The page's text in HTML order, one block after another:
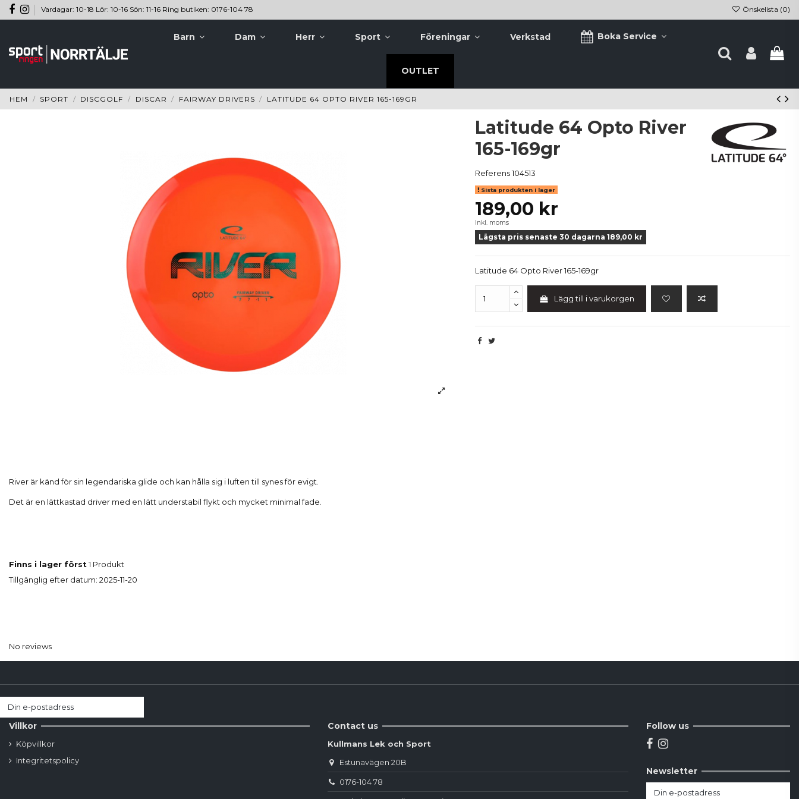
Vardagar: 10-18 Lör: 10-16 Sön: 11-16 Ring butiken: 0176-104 78 Önskelista (0)
Barn Dam Herr Sport Föreningar Verkstad Boka Service
OUTLET
HEM SPORT DISCGOLF DISCAR FAIRWAY DRIVERS LATITUDE 64 OPTO RIVER 165-169GR
Latitude 64 Opto River
165-169gr
Referens104513
Sista produkten i lager
189,00 kr
Inkl. moms
Lägsta pris senaste 30 dagarna 189,00 kr
Latitude 64 Opto River 165-169gr
Lägg till i varukorgen
River är känd för sin legendariska glide och kan hålla sig i luften till synes för evigt.
Det är en lättkastad driver med en lätt understabil flykt och mycket minimal fade.
Finns i lager först1 Produkt
Tillgänglig efter datum: 2025-11-20
No reviews
Villkor
Köpvillkor
Integritetspolicy
Contact us
Kullmans Lek och Sport
Estunavägen 20B
0176-104 78
Follow us
Newsletter